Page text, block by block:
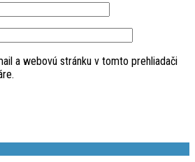
a webovú stránku v tomto prehliadači